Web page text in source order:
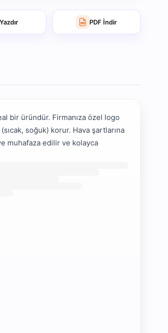
Yazdır PDF İndir
bir üründür. Firmanıza özel logo
soğuk) korur. Hava şartlarına
ve muhafaza edilir ve kolayca